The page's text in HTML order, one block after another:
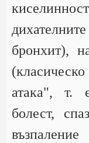
бронхит),
(класическо
атака", т.
болест,